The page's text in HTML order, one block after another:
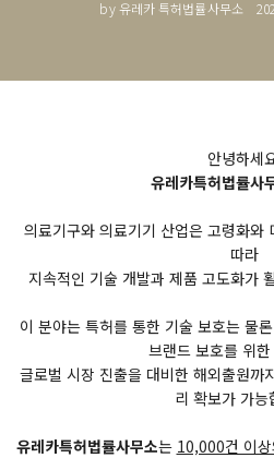
by 유레카 특허법률사무소
안녕하세
유레카특허법률사
의료기구와 의료기기 산업은 고령화와
따라
지속적인 기술 개발과 제품 고도화가
이 분야는 특허를 통한 기술 보호는 물
브랜드 보호를 위
글로벌 시장 진출을 대비한 해외출원까
리 확보가 가능
유레카특허법률사무소는 10,000건 이